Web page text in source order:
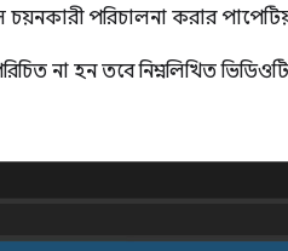
পরিচালনা করার
না হন তবে নিম্নলিখিত